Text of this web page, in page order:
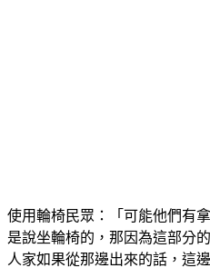
使用輪椅民眾：「可能他們有
是說坐輪椅的，那因為這部分
人家如果從那邊出來的話，這